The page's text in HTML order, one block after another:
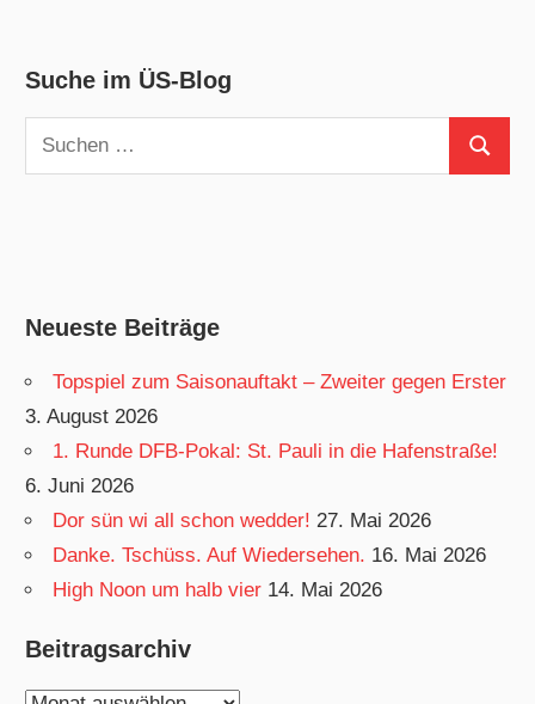
Suche im ÜS-Blog
Suchen
nach:
Suchen
Neueste Beiträge
Topspiel zum Saisonauftakt – Zweiter gegen Erster
3. August 2026
1. Runde DFB-Pokal: St. Pauli in die Hafenstraße!
6. Juni 2026
Dor sün wi all schon wedder! 27. Mai 2026
Danke. Tschüss. Auf Wiedersehen. 16. Mai 2026
High Noon um halb vier 14. Mai 2026
Beitragsarchiv